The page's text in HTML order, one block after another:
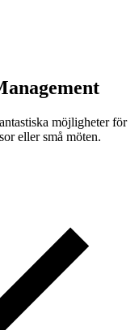
möjligheter för
eller små möten.